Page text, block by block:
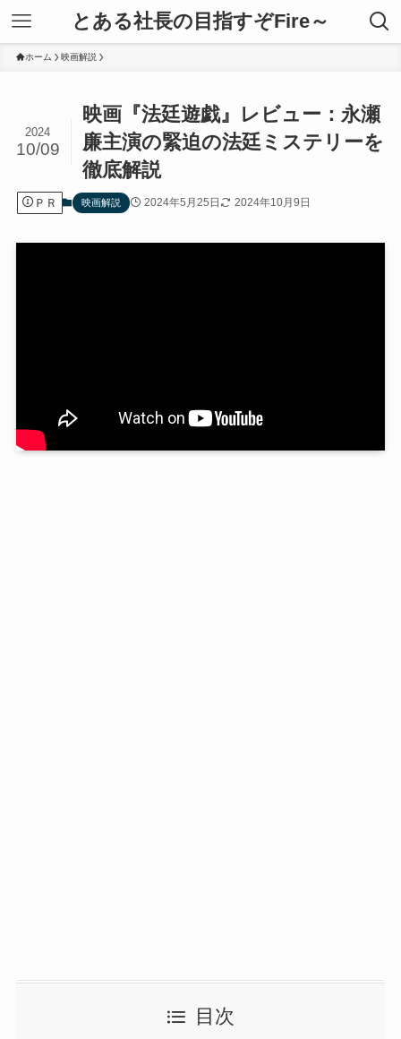
とある社長の目指すぞFire～
ホーム 映画解説
映画『法廷遊戯』レビュー：永瀬
廉主演の緊迫の法廷ミステリーを
徹底解説
2024
10/09
ＰＲ 映画解説 2024年5月25日 2024年10月9日
目次